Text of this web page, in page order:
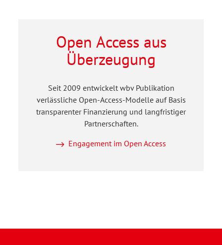
Open Access aus
Überzeugung
Seit 2009 entwickelt wbv Publikation
verlässliche Open-Access-Modelle auf Basis
transparenter Finanzierung und langfristiger
Partnerschaften.
Engagement im Open Access